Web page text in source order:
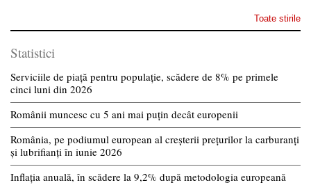
Toate stirile
Statistici
Serviciile de piață pentru populație, scădere de 8% pe primele
cinci luni din 2026
Românii muncesc cu 5 ani mai puțin decât europenii
România, pe podiumul european al creșterii prețurilor la carburanți
și lubrifianți în iunie 2026
Inflația anuală, în scădere la 9,2% după metodologia europeană